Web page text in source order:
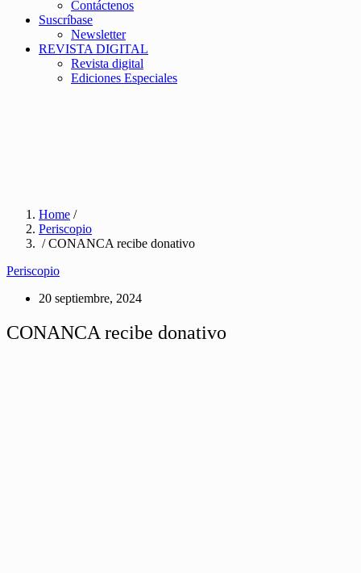
Contáctenos
Suscríbase
Newsletter
REVISTA DIGITAL
Revista digital
Ediciones Especiales
Home /
Periscopio
/ CONANCA recibe donativo
Periscopio
20 septiembre, 2024
CONANCA recibe donativo